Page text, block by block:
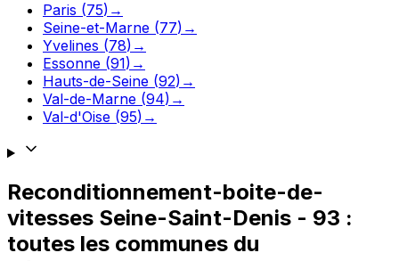
Paris (75) →
Seine-et-Marne (77) →
Yvelines (78) →
Essonne (91) →
Hauts-de-Seine (92) →
Val-de-Marne (94) →
Val-d'Oise (95) →
Reconditionnement-boite-de-
vitesses Seine-Saint-Denis - 93 :
toutes les communes du